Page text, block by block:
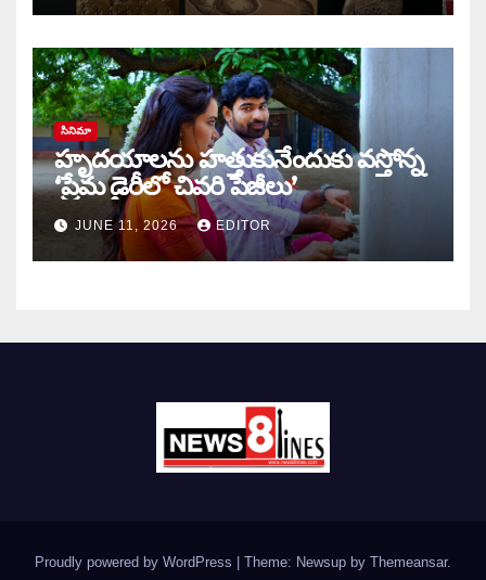
సినిమా
హృదయాలను హత్తుకునేందుకు వస్తోన్న
‘ప్రేమ డైరీలో చివరి పేజీలు’
JUNE 11, 2026 EDITOR
Proudly powered by WordPress Theme: Newsup by Themeansar.